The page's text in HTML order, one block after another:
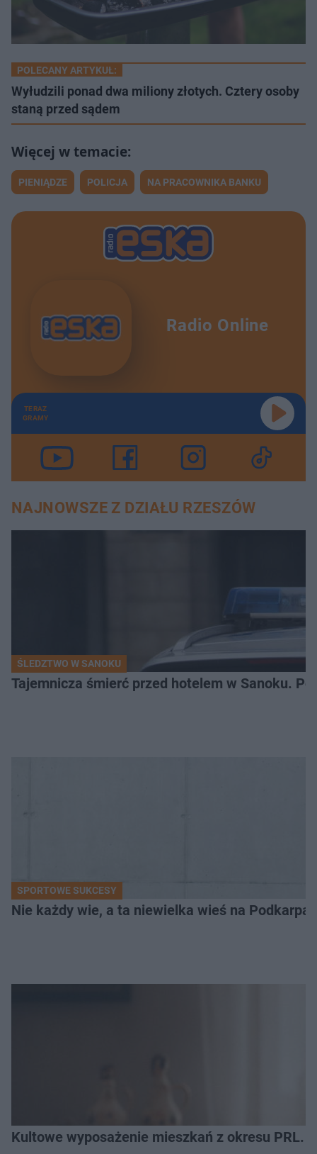
POLECANY ARTYKUŁ:
Wyłudzili ponad dwa miliony złotych. Cztery osoby
staną przed sądem
PIENIĄDZE POLICJA NA PRACOWNIKA BANKU
Radio Online
TERAZ
GRAMY
NAJNOWSZE Z DZIAŁU RZESZÓW
ŚLEDZTWO W SANOKU
Tajemnicza śmierć przed hotelem w Sanoku.
SPORTOWE SUKCESY
Nie każdy wie, a ta niewielka wieś na
Kultowe wyposażenie mieszkań z okresu PRL.